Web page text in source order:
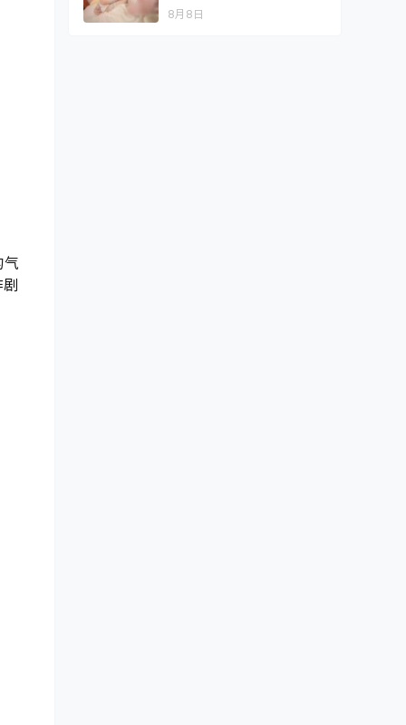
气
气质
8月8日